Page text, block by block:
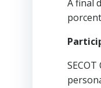
A final